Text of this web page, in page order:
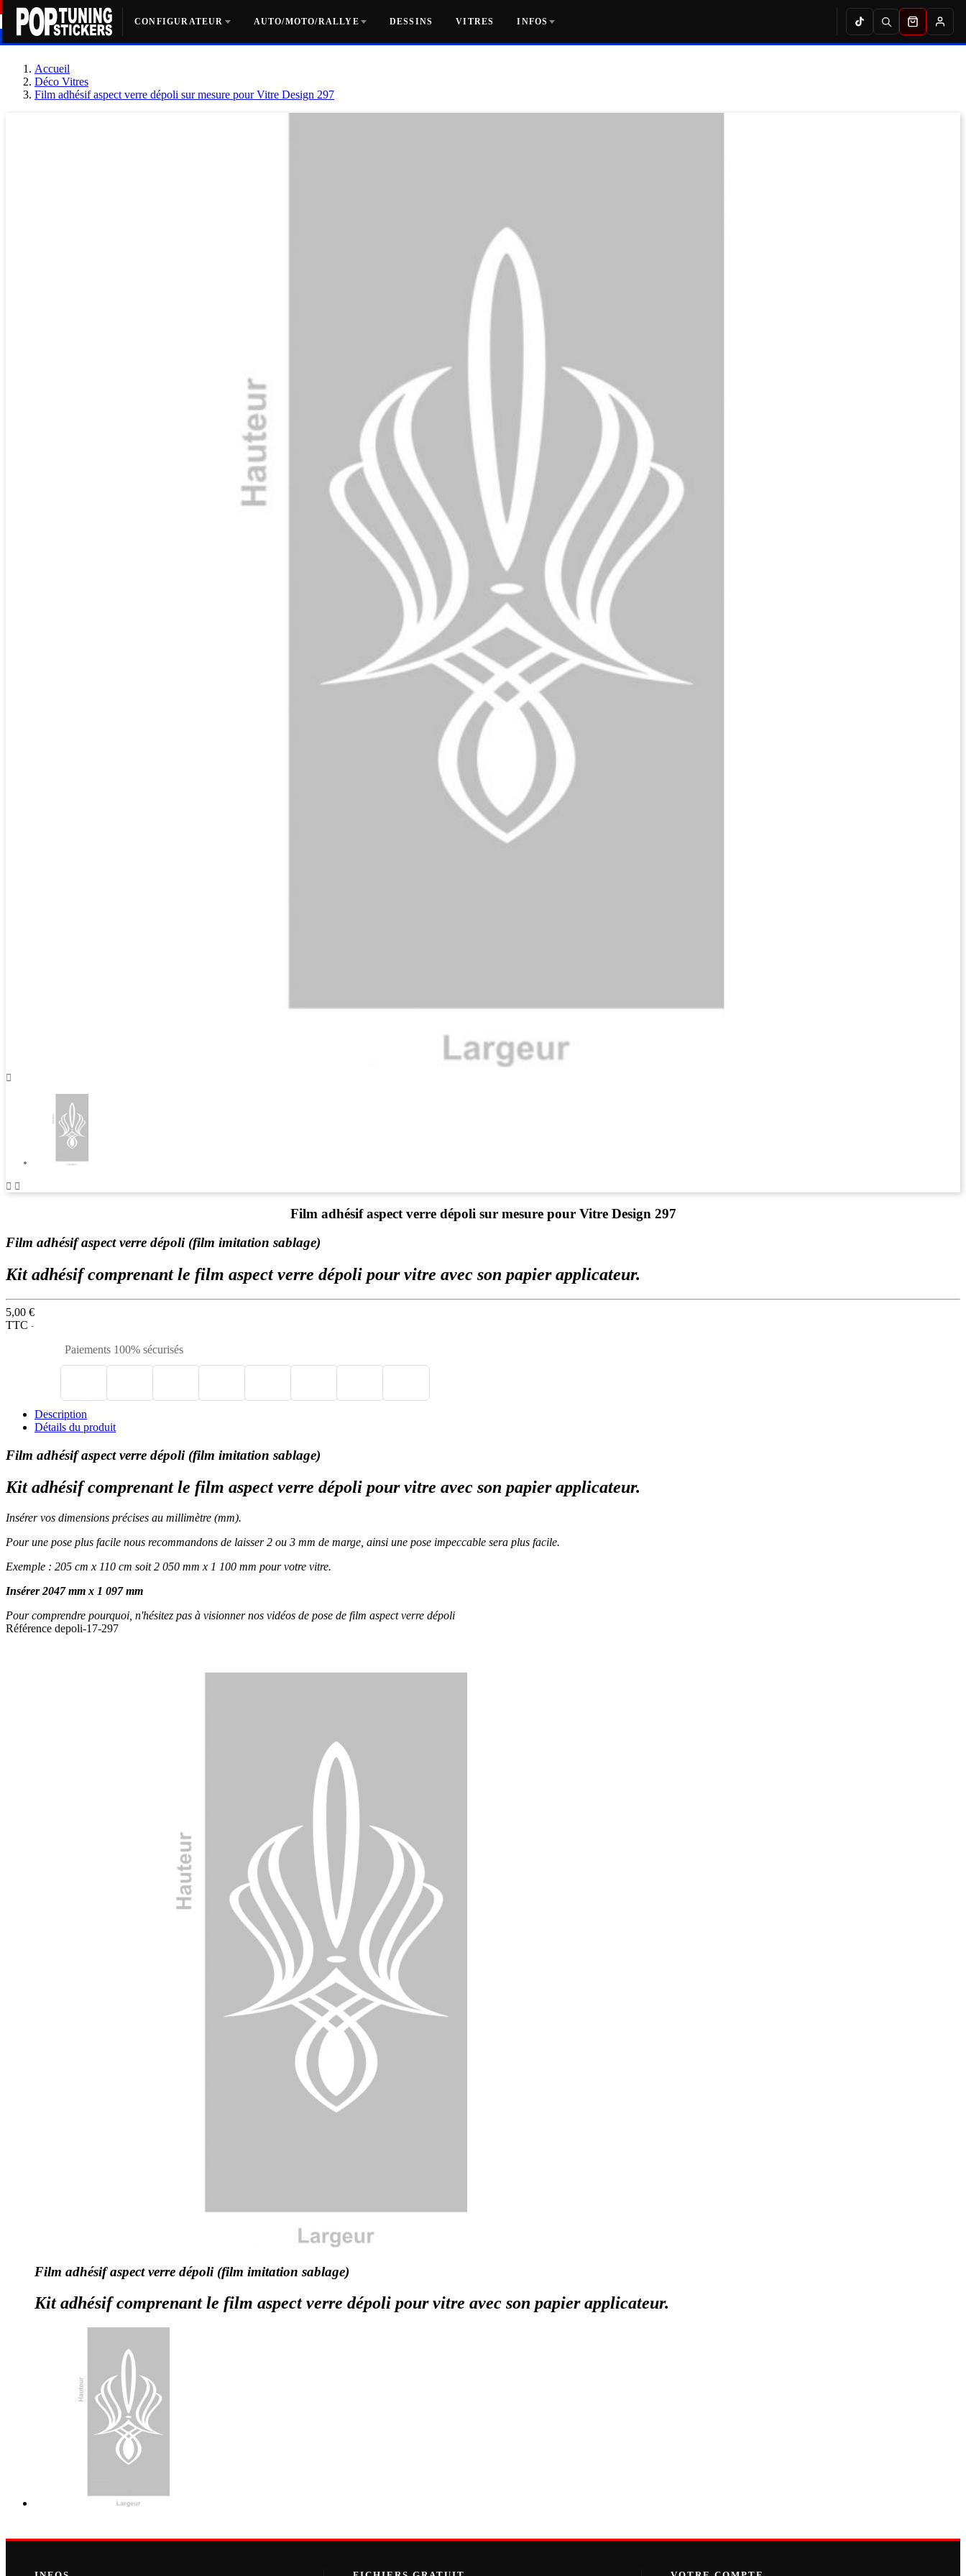
CONFIGURATEUR AUTO/MOTO/RALLYE DESSINS VITRES INFOS
Accueil
Déco Vitres
Film adhésif aspect verre dépoli sur mesure pour Vitre Design 297

 
Film adhésif aspect verre dépoli sur mesure pour Vitre Design 297
Film adhésif aspect verre dépoli (film imitation sablage)
Kit adhésif comprenant le film aspect verre dépoli pour vitre avec son papier applicateur.
5,00 €
TTC
Paiements 100% sécurisés
Description
Détails du produit
Film adhésif aspect verre dépoli (film imitation sablage)
Kit adhésif comprenant le film aspect verre dépoli pour vitre avec son papier applicateur.
Insérer vos dimensions précises au millimètre (mm).
Pour une pose plus facile nous recommandons de laisser 2 ou 3 mm de marge, ainsi une pose impeccable sera plus facile.
Exemple : 205 cm x 110 cm soit 2 050 mm x 1 100 mm pour votre vitre.
Insérer 2047 mm x 1 097 mm
Pour comprendre pourquoi, n'hésitez pas à visionner nos vidéos de pose de film aspect verre dépoli
Référence depoli-17-297
Film adhésif aspect verre dépoli (film imitation sablage)
Kit adhésif comprenant le film aspect verre dépoli pour vitre avec son papier applicateur.